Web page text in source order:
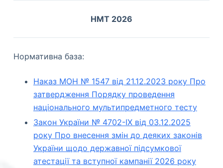
НМТ 2026
Нормативна база:
Наказ МОН № 1547 від 21.12.2023 року Про
затвердження Порядку проведення
національного мультипредметного тесту
Закон України № 4702-IX від 03.12.2025
року Про внесення змін до деяких законів
України щодо державної підсумкової
атестації та вступної кампанії 2026 року